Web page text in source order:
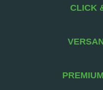
CLICK